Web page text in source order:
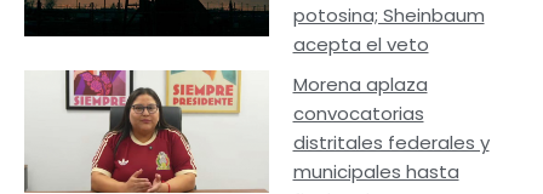
potosina; Sheinbaum
acepta el veto
Morena aplaza
convocatorias
distritales federales y
municipales hasta